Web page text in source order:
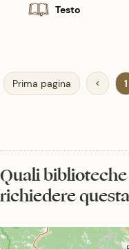
Testo
Prima pagina < 1
Quali
richiedere